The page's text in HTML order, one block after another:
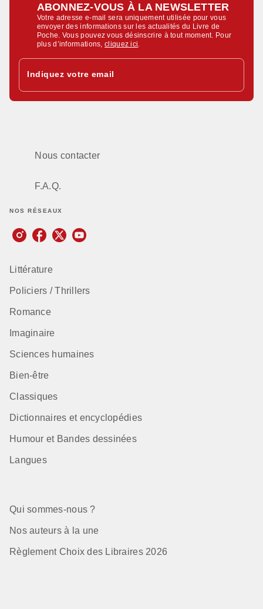
ABONNEZ-VOUS À LA NEWSLETTER
Votre adresse e-mail sera uniquement utilisée pour vous
envoyer des informations sur les actualités du Livre de
Poche. Vous pouvez vous désinscrire à tout moment. Pour
plus d’informations,cliquez ici
Indiquez votre email
Nous contacter
F.A.Q.
NOS RÉSEAUX
Littérature
Policiers / Thrillers
Romance
Imaginaire
Sciences humaines
Bien-être
Classiques
Dictionnaires et encyclopédies
Humour et Bandes dessinées
Langues
Qui sommes-nous ?
Nos auteurs à la une
Règlement Choix des Libraires 2026